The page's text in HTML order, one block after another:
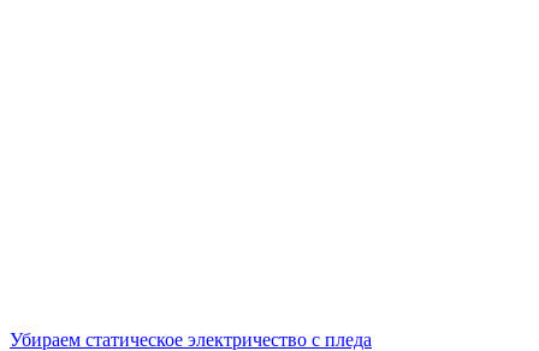
Убираем статическое электричество с пледа